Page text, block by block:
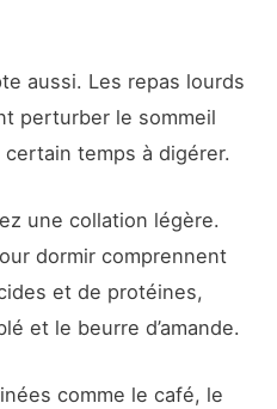
aussi. Les repas lourds
perturber le sommeil
temps à digérer.
une collation légère.
dormir comprennent
et de protéines,
et le beurre d’amande.
comme le café, le